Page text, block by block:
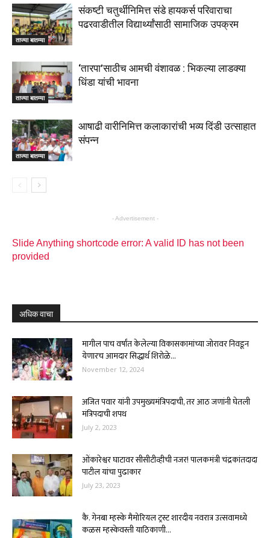
ताज्या बातम्या
संकष्टी चतुर्थीनिमित्त संडे हायकर्स परिवाराचा
पढरवाडीतील विद्यार्थ्यांसाठी सामाजिक उपक्रम
ताज्या बातम्या
‘तारपा’साठीच आमची वंशावळ : भिकल्या लाडक्या
धिंडा यांची भावना
ताज्या बातम्या
आषाढी वारीनिमित्त कलाकारांची भव्य दिंडी उत्साहात
संपन्न
- Advertisement -
Slide Anything shortcode error: A valid ID has not been
provided
अधिक वाचा
मागील पाच वर्षांत केलेल्या विकासकामांच्या जोरावर निवडून
येणारच आमदार सिद्धार्थ शिरोळे...
November 12, 2024
अजित पवार यांनी उपमुख्यमंत्रिपदाची, तर आठ जणांनी घेतली
मंत्रिपदाची शपथ
July 2, 2023
ओंकारेश्वर घाटावर सीसीटीव्हीची नजर! पालकमंत्री चंद्रकांतदादा
पाटील यांचा पुढाकार
July 23, 2023
कै. गेनबा म्हस्के मैमोरियल ट्रस्ट शारदीय नवरात्र उत्सवामध्ये
कळस म्हस्केवस्ती याठिकाणी...